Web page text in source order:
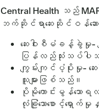
Central Health သည်
ဘက်ဆိုင်ရာဆေးဆိုင်ဝန်ဆေ
ဆေးဝါးစီမံခန့်ခွဲမှု-
ပြန်လည်သုံးသပ်ပါ
ကျွမ်းကျင်ပံ့ပိုးမှု- ဆ
သူများဖြစ်သည်။
ပိုမိုကောင်းမွန်သောရလ
လုံခြုံသောစောင့်ရှောက်